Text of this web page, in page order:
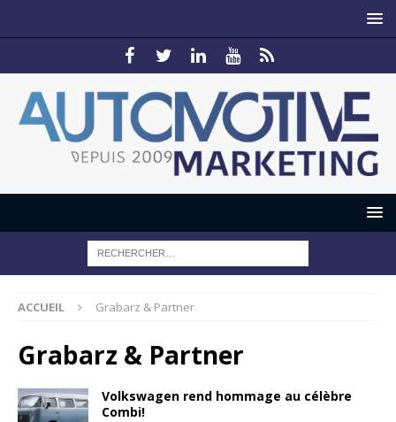
ACCUEIL Grabarz & Partner
Grabarz & Partner
Volkswagen rend hommage au célèbre
Combi!